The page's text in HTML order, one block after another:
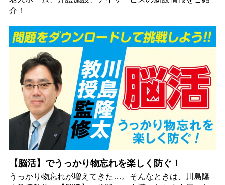
介！
【脳活】でうっかり物忘れを楽しく防ぐ！
うっかり物忘れが増えてきた…。そんなときは、川島隆